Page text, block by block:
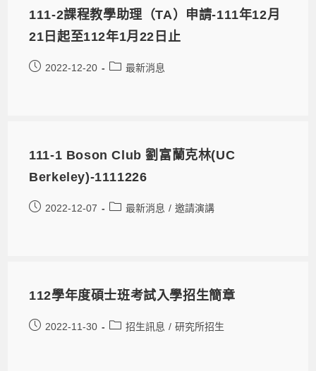
111-2課程教學助理（TA）申請-111年12月
21日起至112年1月22日止
2022-12-20 最新消息
111-1 Boson Club 劉富蘭克林(UC
Berkeley)-1111226
2022-12-07 最新消息 / 邀請演講
112學年度碩士班考試入學招生簡章
2022-11-30 招生訊息 / 研究所招生